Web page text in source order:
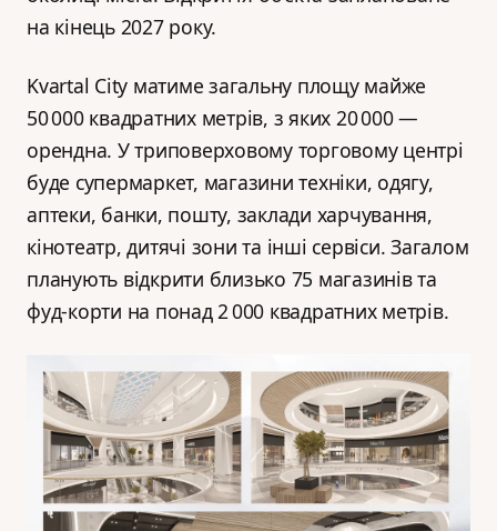
на кінець 2027 року.
Kvartal City матиме загальну площу майже
50 000 квадратних метрів, з яких 20 000 —
орендна. У триповерховому торговому центрі
буде супермаркет, магазини техніки, одягу,
аптеки, банки, пошту, заклади харчування,
кінотеатр, дитячі зони та інші сервіси. Загалом
планують відкрити близько 75 магазинів та
фуд-корти на понад 2 000 квадратних метрів.